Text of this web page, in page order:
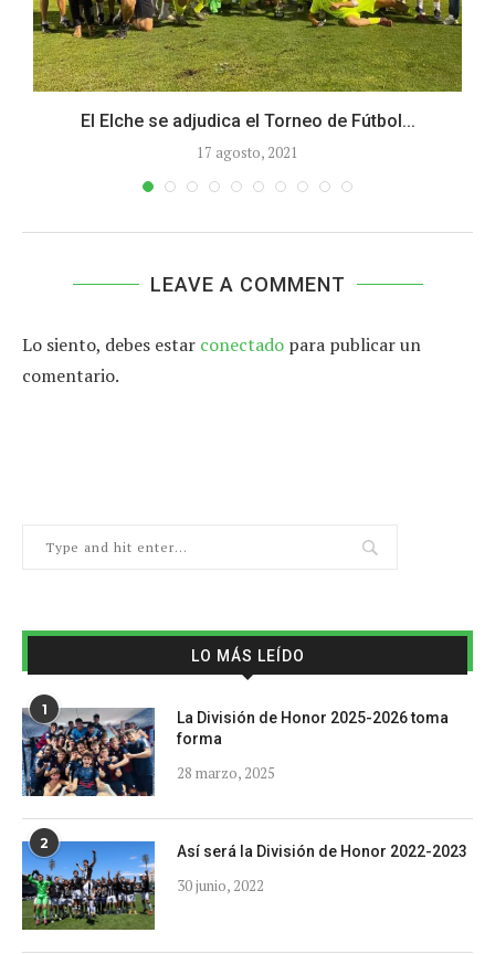
El Elche se adjudica el Torneo de Fútbol...
17 agosto, 2021
LEAVE A COMMENT
Lo siento, debes estar conectado para publicar un
comentario.
LO MÁS LEÍDO
1
La División de Honor 2025-2026 toma
forma
28 marzo, 2025
2 Así será la División de Honor 2022-2023
30 junio, 2022